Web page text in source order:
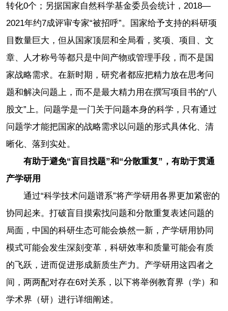
转化0个；另据国家自然科学基金委员会统计，2018—
2021年约7成评审专家“被招呼”。国家给予支持的科研项
目数量巨大，但从国家顶层和全局看，奖项、项目、文
章、人才称号等都只是中间产物或管理手段，而不是国
家战略需求。在新时期，研究者都应把精力放在思考问
题和解决问题上，而不是最大精力用在撰写项目书的“八
股文”上。问题学是一门关于问题本身的科学，只有通过
问题学才能把国家的战略需求以问题的形式具体化、清
晰化、落到实处。
有助于避免“盲目找题”和“分散重复”，有助于贯通
产学研用
通过“科学技术问题谱系”将产学研用各界更加紧密的
协同起来。打破盲目摸索找问题和分散重复表述问题的
局面，中国的科研生态可能会焕然一新，产学研用协同
模式可能会发生深刻变革，科研效率和质量可能会有质
的飞跃，进而促进形成新质生产力。产学研用这四者之
间，两两配对存在6对关系，以下将举例教育界（学）和
学术界（研）进行详细阐述。